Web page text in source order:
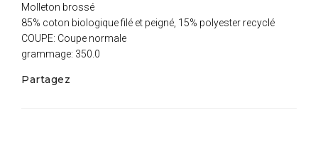
Molleton brossé
85% coton biologique filé et peigné, 15% polyester recyclé
COUPE: Coupe normale
grammage: 350.0
Partagez